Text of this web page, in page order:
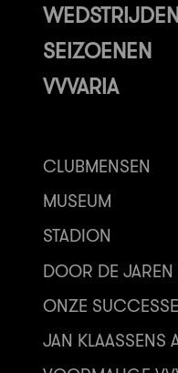
SEIZOENEN
VVVARIA
CLUBMENSEN
MUSEUM
STADION
DOOR DE JAREN
ONZE
JAN KLAASSENS